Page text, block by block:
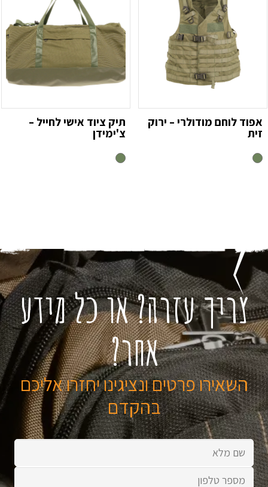
אפוד לוחם מודולרי – ירוק
זית
תיק ציוד אישי לחייל –
צ'ימידן
צריך עזרה? או כל מידע
אחר?
השאירו פרטים ונציגינו יחזרו אליכם
בהקדם